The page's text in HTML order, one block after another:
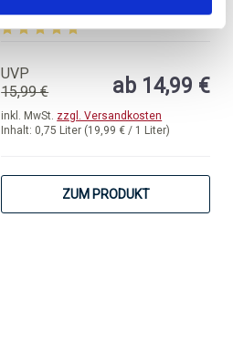
Inhalt: 0,75 Liter (19,99 € / 1 Liter)
inkl. MwSt. zzgl. Versandkosten
UVP
15,99 €
ab 14,99 €
ZUM PRODUKT